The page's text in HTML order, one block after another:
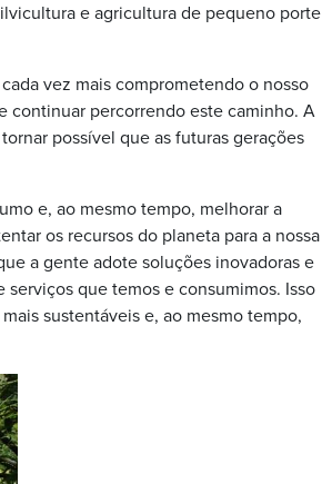
e agricultura de pequeno porte
vez mais comprometendo o nosso
continuar percorrendo este caminho. A
possível que as futuras gerações
e, ao mesmo tempo, melhorar a
os recursos do planeta para a nossa
a gente adote soluções inovadoras e
que temos e consumimos. Isso
sustentáveis e, ao mesmo tempo,